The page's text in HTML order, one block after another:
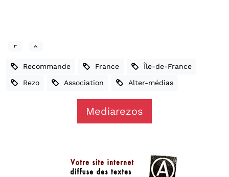
Recommande France Île-de-France
Rezo Association Alter-médias
Mediarezos